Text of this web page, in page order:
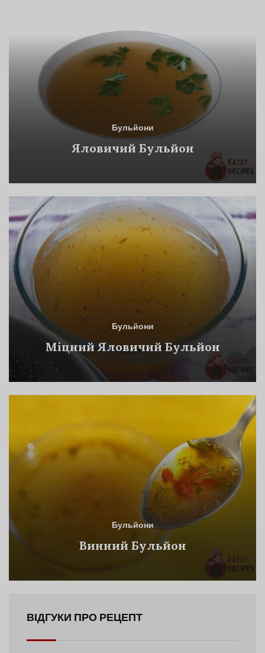
Бульйони
Яловичий Бульйон
Бульйони
Міцний Яловичий Бульйон
Бульйони
Винний Бульйон
ВІДГУКИ ПРО РЕЦЕПТ